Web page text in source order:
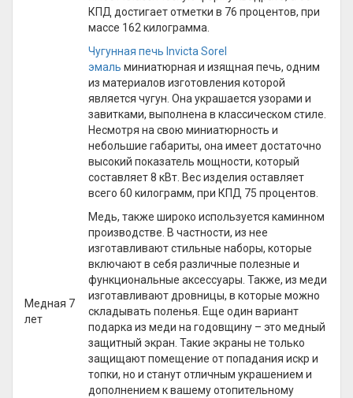
КПД достигает отметки в 76 процентов, при
массе 162 килограмма.
Чугунная печь Invicta Sorel
эмаль миниатюрная и изящная печь, одним
из материалов изготовления которой
является чугун. Она украшается узорами и
завитками, выполнена в классическом стиле.
Несмотря на свою миниатюрность и
небольшие габариты, она имеет достаточно
высокий показатель мощности, который
составляет 8 кВт. Вес изделия оставляет
всего 60 килограмм, при КПД 75 процентов.
Медная 7
лет
Медь, также широко используется каминном
производстве. В частности, из нее
изготавливают стильные наборы, которые
включают в себя различные полезные и
функциональные аксессуары. Также, из меди
изготавливают дровницы, в которые можно
складывать поленья. Еще один вариант
подарка из меди на годовщину – это медный
защитный экран. Такие экраны не только
защищают помещение от попадания искр и
топки, но и станут отличным украшением и
дополнением к вашему отопительному